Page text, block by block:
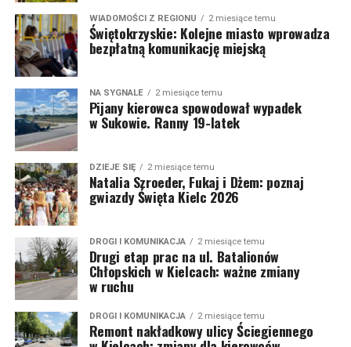
WIADOMOŚCI Z REGIONU 2 miesiące temu
Świętokrzyskie: Kolejne miasto wprowadza
bezpłatną komunikację miejską
NA SYGNALE 2 miesiące temu
Pijany kierowca spowodował wypadek
w Sukowie. Ranny 19-latek
DZIEJE SIĘ 2 miesiące temu
Natalia Szroeder, Fukaj i Dżem: poznaj
gwiazdy Święta Kielc 2026
DROGI I KOMUNIKACJA 2 miesiące temu
Drugi etap prac na ul. Batalionów
Chłopskich w Kielcach: ważne zmiany
w ruchu
DROGI I KOMUNIKACJA 2 miesiące temu
Remont nakładkowy ulicy Ściegiennego